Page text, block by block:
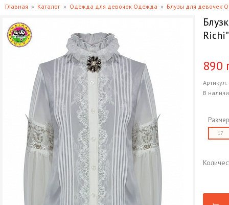
Главная » Каталог » Одежда для девочек Одежда » Блузы для девочек
890
Артикул:
В
17